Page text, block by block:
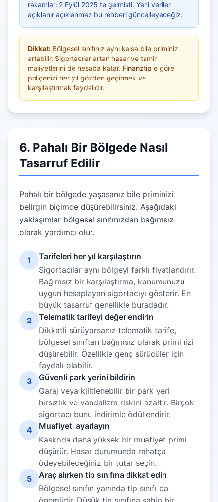
rakamları 2 Eylül 2025 te gelmişti. Yeni veriler
açıklanır açıklanmaz bu rehberi güncelleyeceğiz.
Dikkat: Bölgesel sınıfınız aynı kalsa bile priminiz
artabilir. Sigortacılar artan hasar ve tamir
maliyetlerini de hesaba katar. Finanztip e göre
poliçenizi her yıl gözden geçirmek ve
karşılaştırmak faydalıdır.
6. Pahalı Bir Bölgede Nasıl
Tasarruf Edilir
Pahalı bir bölgede yaşasanız bile priminizi
belirgin biçimde düşürebilirsiniz. Aşağıdaki
yaklaşımlar bölgesel sınıfınızdan bağımsız
olarak yardımcı olur.
1
Tarifeleri her yıl karşılaştırın
Sigortacılar aynı bölgeyi farklı fiyatlandırır.
Bağımsız bir karşılaştırma, konumunuzu
uygun hesaplayan sigortacıyı gösterir. En
büyük tasarruf genellikle buradadır.
2
Telematik tarifeyi değerlendirin
Dikkatli sürüyorsanız telematik tarife,
bölgesel sınıftan bağımsız olarak priminizi
düşürebilir. Özellikle genç sürücüler için
faydalı olabilir.
3
Güvenli park yerini bildirin
Garaj veya kilitlenebilir bir park yeri
hırsızlık ve vandalizm riskini azaltır. Birçok
sigortacı bunu indirimle ödüllendirir.
4
Muafiyeti ayarlayın
Kaskoda daha yüksek bir muafiyet primi
düşürür. Hasar durumunda rahatça
ödeyebileceğiniz bir tutar seçin.
5
Araç alırken tip sınıfına dikkat edin
Bölgesel sınıfın yanında tip sınıfı da